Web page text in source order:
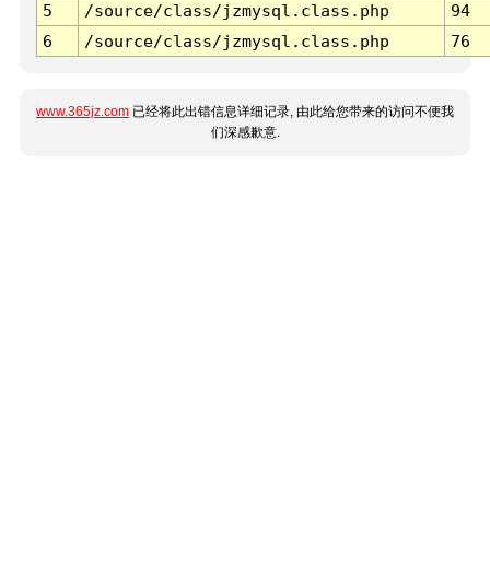
5
/source/class/jzmysql.class.php
94
6
/source/class/jzmysql.class.php 76
www.365jz.com 已经将此出错信息详细记录, 由此给您带来的访问不便我
们深感歉意.